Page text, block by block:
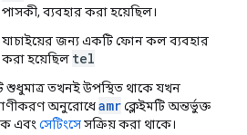
পাসকী, ব্যবহার করা হয়েছিল।
যাচাইয়ের জন্য একটি ফোন কল ব্যবহার
করা হয়েছিল tel
শুধুমাত্র তখনই উপস্থিত থাকে যখন
অনুরোধেamrক্লেইমটি অন্তর্ভুক্ত
এবং সেটিংসেসক্রিয় করা থাকে।